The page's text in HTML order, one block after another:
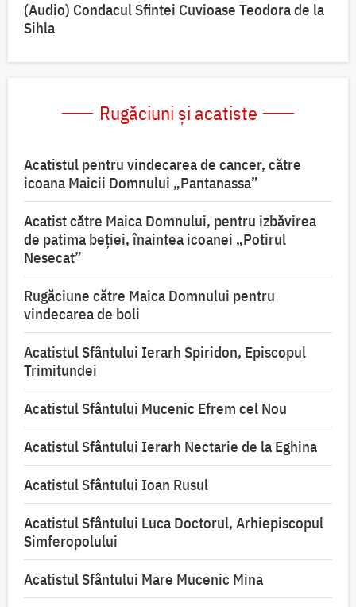
(Audio) Condacul Sfintei Cuvioase Teodora de la
Sihla
Rugăciuni și acatiste
Acatistul pentru vindecarea de cancer, către
icoana Maicii Domnului „Pantanassa”
Acatist către Maica Domnului, pentru izbăvirea
de patima beției, înaintea icoanei „Potirul
Nesecat”
Rugăciune către Maica Domnului pentru
vindecarea de boli
Acatistul Sfântului Ierarh Spiridon, Episcopul
Trimitundei
Acatistul Sfântului Mucenic Efrem cel Nou
Acatistul Sfântului Ierarh Nectarie de la Eghina
Acatistul Sfântului Ioan Rusul
Acatistul Sfântului Luca Doctorul, Arhiepiscopul
Simferopolului
Acatistul Sfântului Mare Mucenic Mina